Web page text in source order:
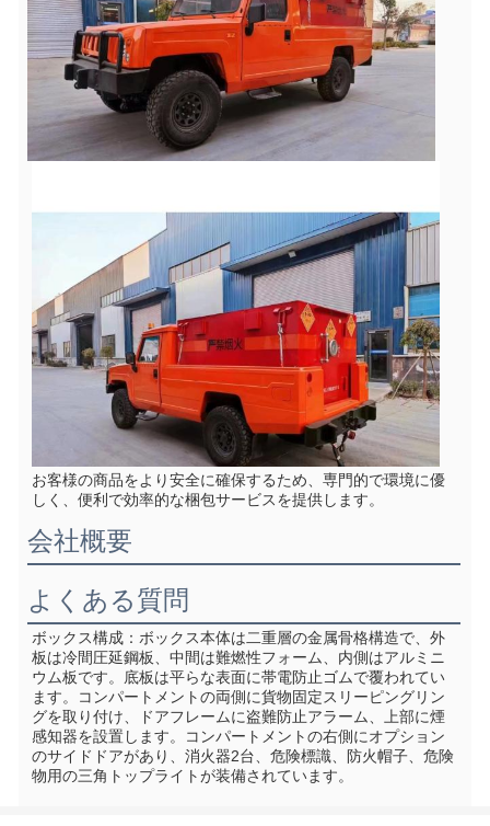
お客様の商品をより安全に確保するため、専門的で環境に優
しく、便利で効率的な梱包サービスを提供します。
会社概要
よくある質問
ボックス構成：ボックス本体は二重層の金属骨格構造で、外
板は冷間圧延鋼板、中間は難燃性フォーム、内側はアルミニ
ウム板です。底板は平らな表面に帯電防止ゴムで覆われてい
ます。コンパートメントの両側に貨物固定スリーピングリン
グを取り付け、ドアフレームに盗難防止アラーム、上部に煙
感知器を設置します。コンパートメントの右側にオプション
のサイドドアがあり、消火器2台、危険標識、防火帽子、危険
物用の三角トップライトが装備されています。